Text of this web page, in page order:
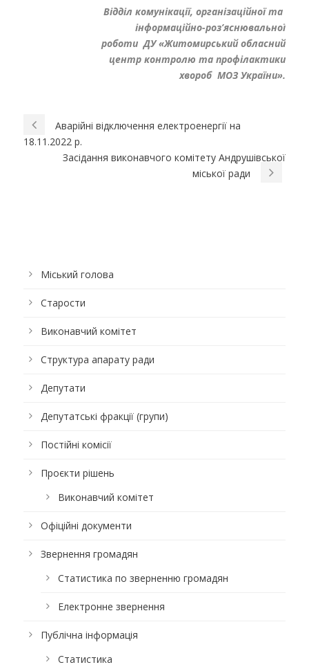
Відділ комунікації, організаційної та
інформаційно-роз’яснювальної
роботи ДУ «Житомирський обласний
центр контролю та профілактики
хвороб МОЗ України».
Аварійні відключення електроенергії на
18.11.2022 р.
Засідання виконавчого комітету Андрушівської
міської ради
Міський голова
Старости
Виконавчий комітет
Структура апарату ради
Депутати
Депутатські фракції (групи)
Постійні комісії
Проєкти рішень
Виконавчий комітет
Офіційні документи
Звернення громадян
Статистика по зверненню громадян
Електронне звернення
Публічна інформація
Статистика